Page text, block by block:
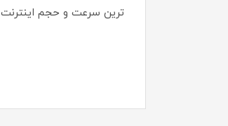
ترین سرعت و حجم اینترنت 300 گیگ یک ساله قابل استفاده میباشد . این سیم کارت بعد از به اتمام رسیدن حجم اینترنت قابلیت شارژ با حجم های بالا را دارد.